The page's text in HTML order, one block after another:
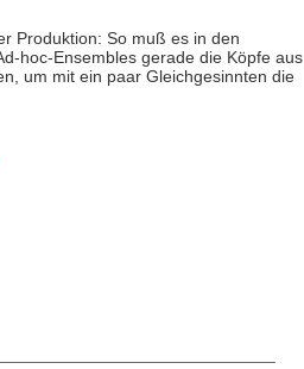
Produktion: So muß es in den
hoc-Ensembles gerade die Köpfe aus
um mit ein paar Gleichgesinnten die